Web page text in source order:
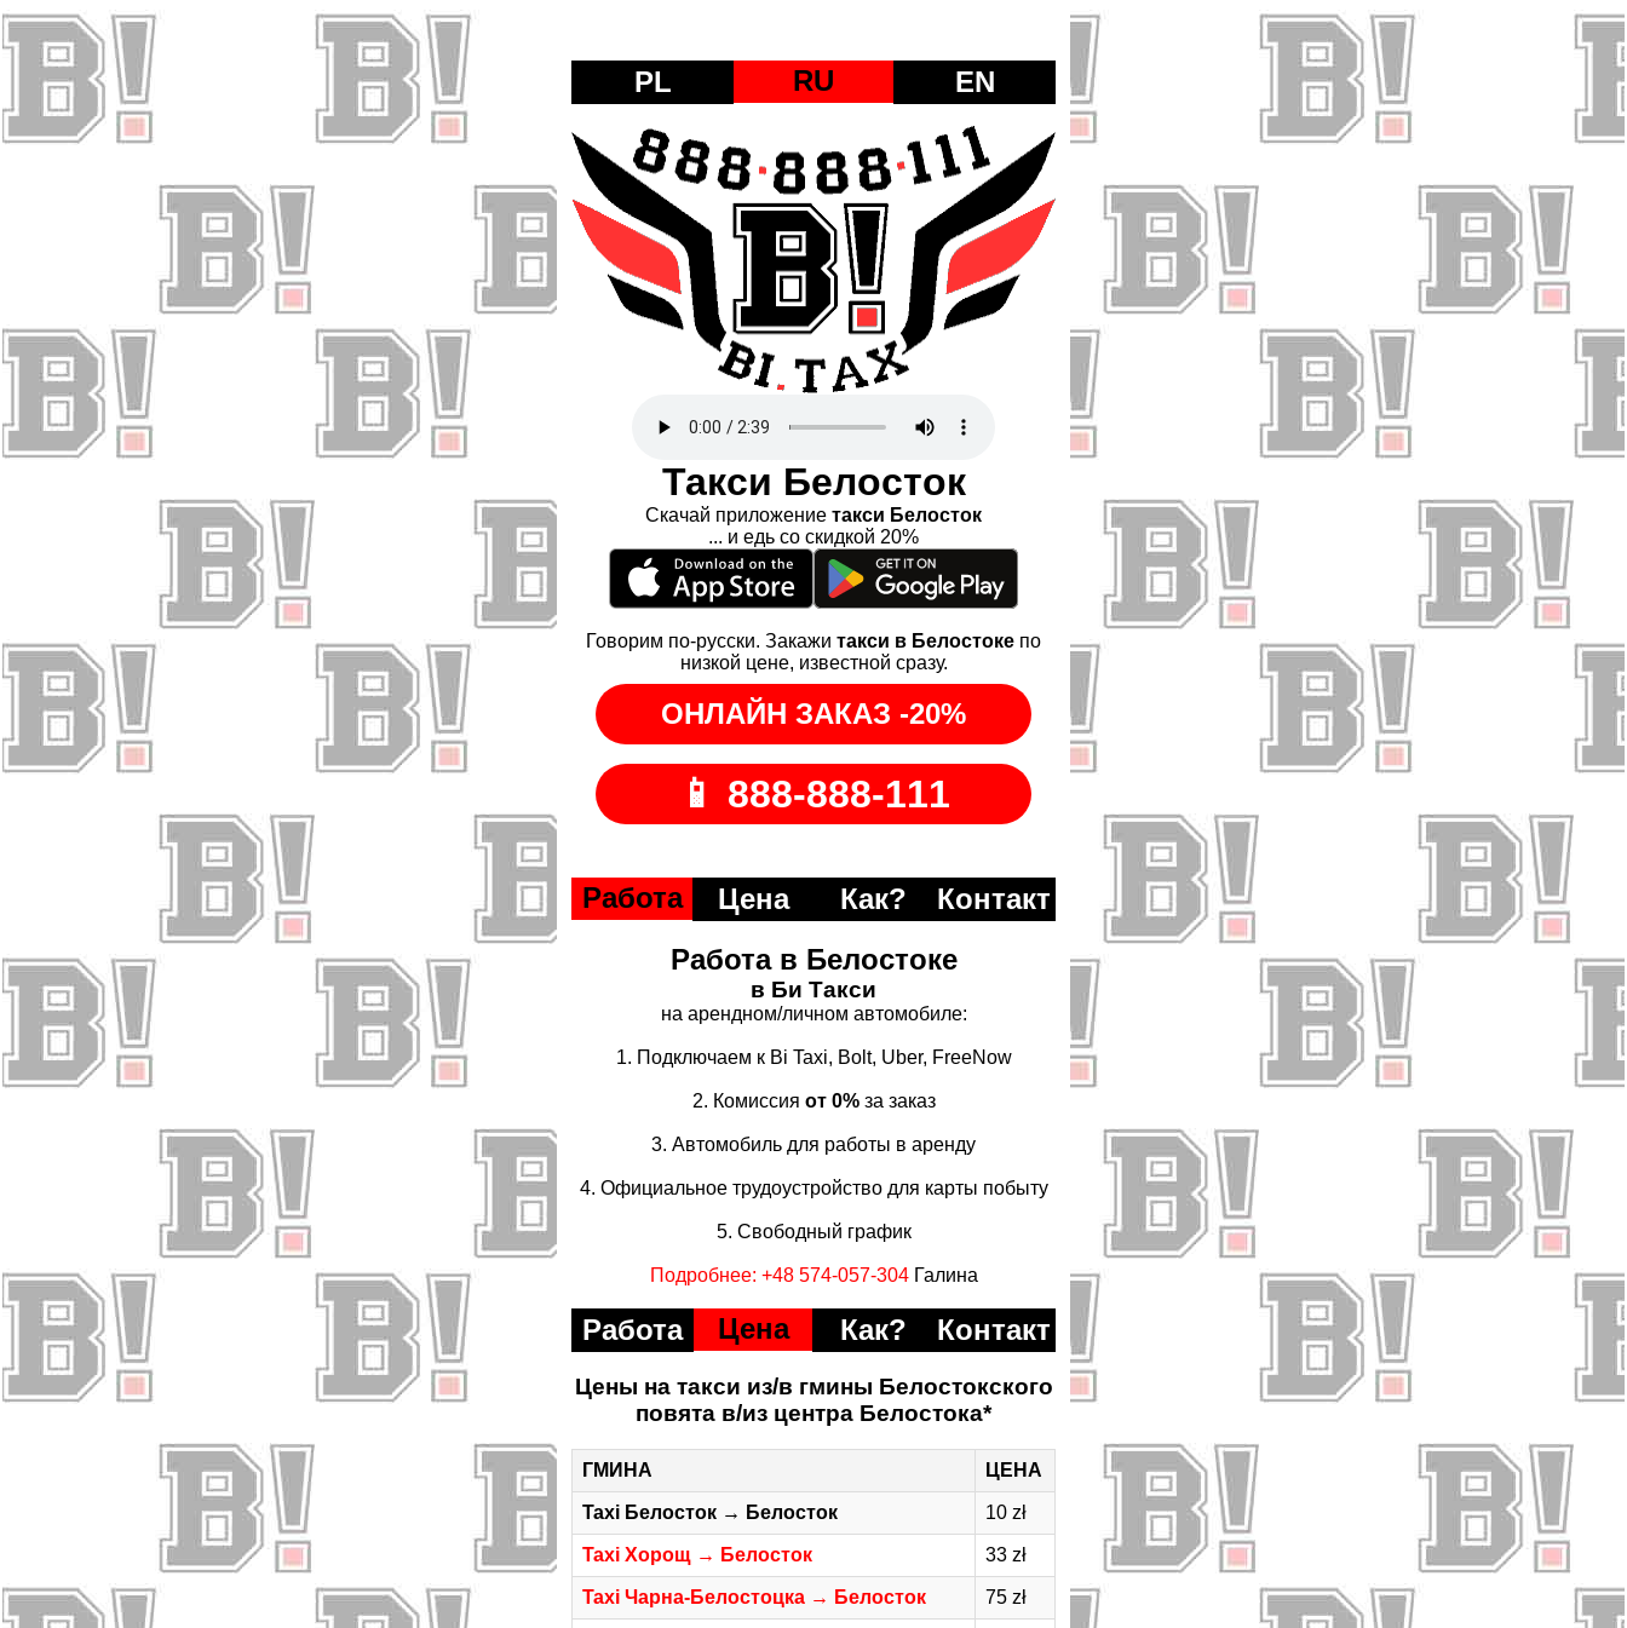
PL RU EN
Такси Белосток
Скачай приложение такси Белосток
... и едь со скидкой 20%
Говорим по-русски. Закажи такси в Белостоке по
низкой цене, известной сразу.
Работа Цена Как?
Контакт
Работа в Белостоке
в Би Такси
на арендном/личном автомобиле:
1. Подключаем к Bi Taxi, Bolt, Uber, FreeNow
2. Комиссия от 0%за заказ
3. Автомобиль для работы в аренду
4. Официальное трудоустройство для карты побыту
5. Свободный график
Подробнее: +48 574-057-304Галина
Работа Цена Как? Контакт
Цены на такси из/в гмины Белостокского
повята в/из центра Белостока*
ГМИНА ЦЕНА
Taxi Белосток → Белосток 10 zł
Taxi Хорощ → Белосток 33 zł
Taxi Чарна-Белостоцка → Белосток 75 zł